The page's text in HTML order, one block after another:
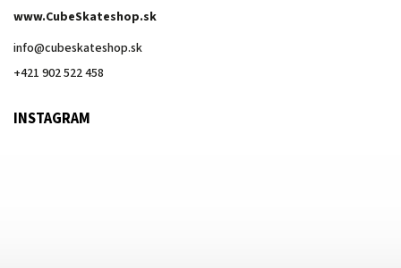
www.CubeSkateshop.sk
info@cubeskateshop.sk
+421 902 522 458
INSTAGRAM